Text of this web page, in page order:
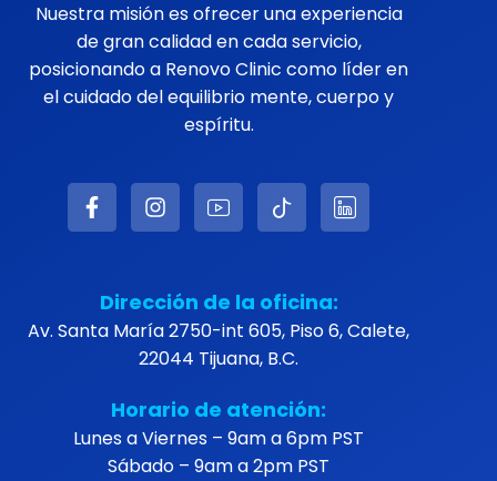
Nuestra misión es ofrecer una experiencia
de gran calidad en cada servicio,
posicionando a Renovo Clinic como líder en
el cuidado del equilibrio mente, cuerpo y
espíritu.
Dirección de la oficina:
Av. Santa María 2750-int 605, Piso 6, Calete,
22044 Tijuana, B.C.
Horario de atención:
Lunes a Viernes – 9am a 6pm PST
Sábado – 9am a 2pm PST